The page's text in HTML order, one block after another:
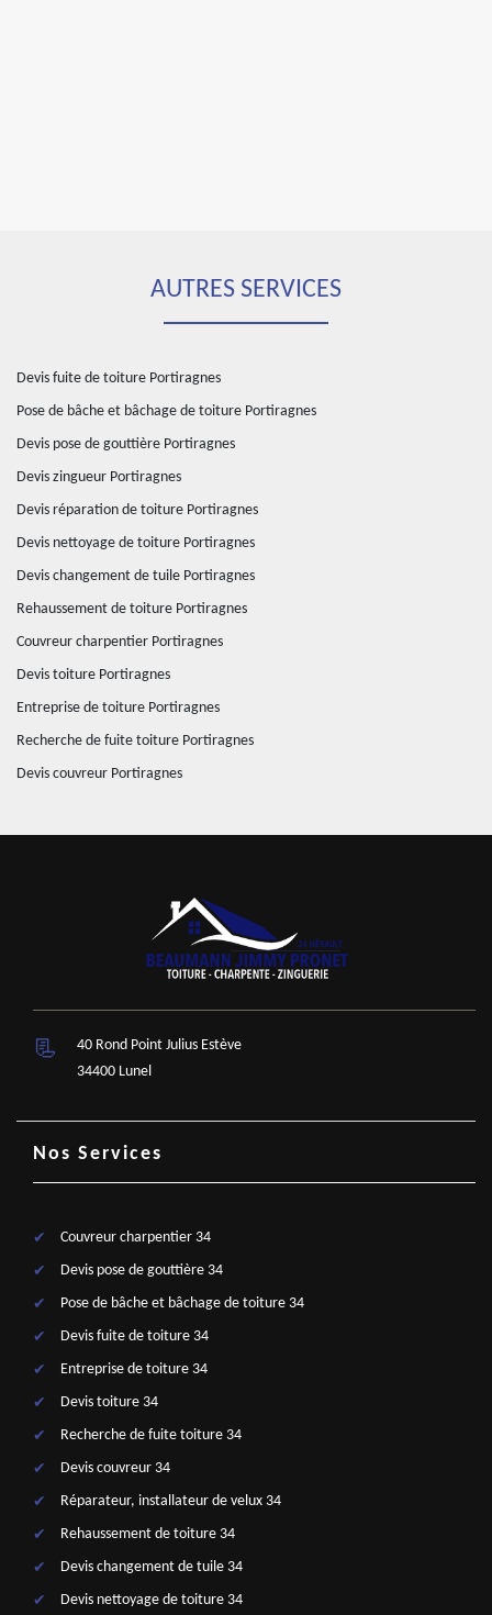
AUTRES SERVICES
Devis fuite de toiture Portiragnes
Pose de bâche et bâchage de toiture Portiragnes
Devis pose de gouttière Portiragnes
Devis zingueur Portiragnes
Devis réparation de toiture Portiragnes
Devis nettoyage de toiture Portiragnes
Devis changement de tuile Portiragnes
Rehaussement de toiture Portiragnes
Couvreur charpentier Portiragnes
Devis toiture Portiragnes
Entreprise de toiture Portiragnes
Recherche de fuite toiture Portiragnes
Devis couvreur Portiragnes
40 Rond Point Julius Estève
34400 Lunel
Nos Services
Couvreur charpentier 34
Devis pose de gouttière 34
Pose de bâche et bâchage de toiture 34
Devis fuite de toiture 34
Entreprise de toiture 34
Devis toiture 34
Recherche de fuite toiture 34
Devis couvreur 34
Réparateur, installateur de velux 34
Rehaussement de toiture 34
Devis changement de tuile 34
Devis nettoyage de toiture 34